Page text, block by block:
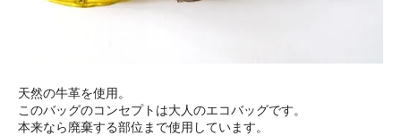
天然の牛革を使用。
このバッグのコンセプトは大人のエコバッグです。
本来なら廃棄する部位まで使用しています。